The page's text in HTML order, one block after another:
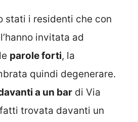
stati i residenti che con
invitata ad
parole forti, la
quindi degenerare.
a un bar di Via
trovata davanti un